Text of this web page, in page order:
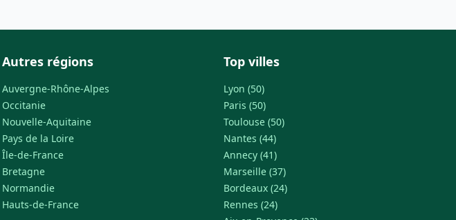
Autres régions
Auvergne-Rhône-Alpes
Occitanie
Nouvelle-Aquitaine
Pays de la Loire
Île-de-France
Bretagne
Normandie
Hauts-de-France
Top villes
Lyon (50)
Paris (50)
Toulouse (50)
Nantes (44)
Annecy (41)
Marseille (37)
Bordeaux (24)
Rennes (24)